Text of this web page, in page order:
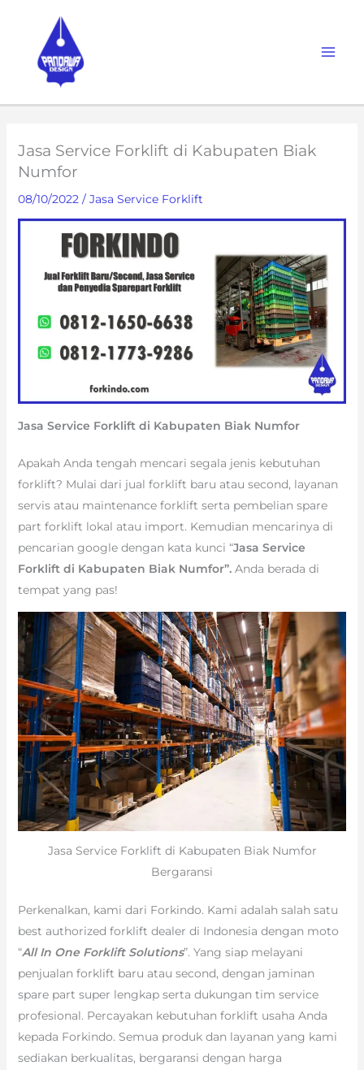
content
Jasa Service Forklift di Kabupaten Biak
Numfor
08/10/2022 / Jasa Service Forklift
Jasa Service Forklift di Kabupaten Biak Numfor
Apakah Anda tengah mencari segala jenis kebutuhan
forklift? Mulai dari jual forklift baru atau second, layanan
servis atau maintenance forklift serta pembelian spare
part forklift lokal atau import. Kemudian mencarinya di
pencarian google dengan kata kunci “Jasa Service
Forklift di Kabupaten Biak Numfor”. Anda berada di
tempat yang pas!
Jasa Service Forklift di Kabupaten Biak Numfor
Bergaransi
Perkenalkan, kami dari Forkindo. Kami adalah salah satu
best authorized forklift dealer di Indonesia dengan moto
“All In One Forklift Solutions”. Yang siap melayani
penjualan forklift baru atau second, dengan jaminan
spare part super lengkap serta dukungan tim service
profesional. Percayakan kebutuhan forklift usaha Anda
kepada Forkindo. Semua produk dan layanan yang kami
sediakan berkualitas, bergaransi dengan harga